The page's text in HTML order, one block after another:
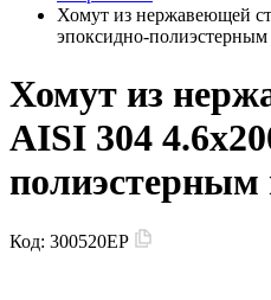
Хомут из нержавеющей
эпоксидно-
Хомут из
AISI 304
Код: 300520EP